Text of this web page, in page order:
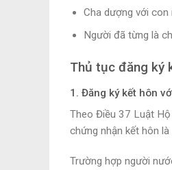
Cha dượng với con
Người đã từng là
Thủ tục đăng ký
1. Đăng ký kết hôn
Theo Điều 37 Luật
chứng nhận kết hôn
Trường hợp người